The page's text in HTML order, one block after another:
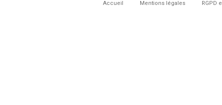
Accueil Mentions légales RGPD